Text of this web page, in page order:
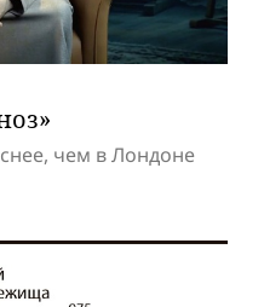
чем в Лондоне